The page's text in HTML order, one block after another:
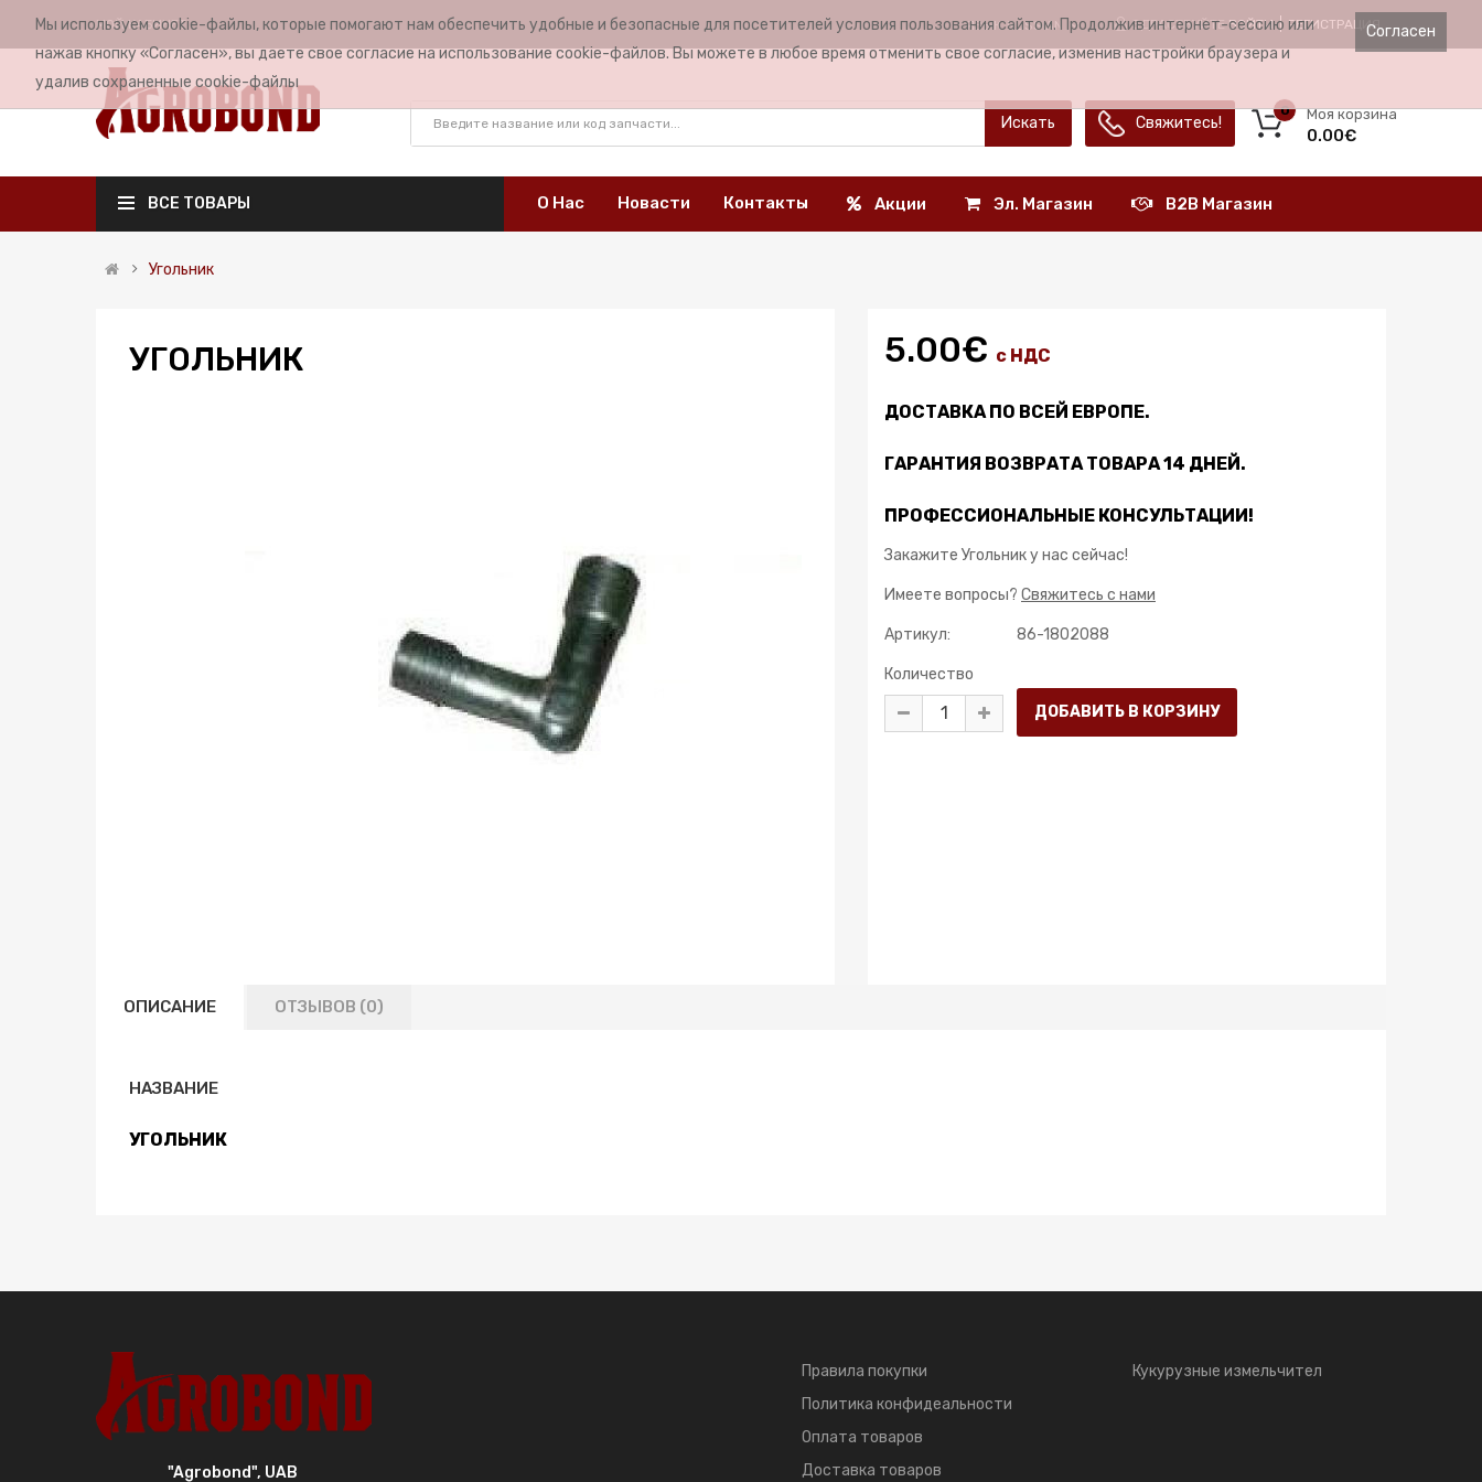
МОЙ КАБИНЕТ ЯЗЫК RUSSIAN ЗДРАСТВУЙТЕ ВОЙТИ РЕГИСТРАЦИЯ
Искать Моя корзина
0
0.00€
Свяжитесь!
ВСЕ ТОВАРЫ О Нас Новасти Контакты Акции Эл. Магазин B2B Магазин
Угольник
УГОЛЬНИК 5.00€ с НДС
ДОСТАВКА ПО ВСЕЙ ЕВРОПЕ.
ГАРАНТИЯ ВОЗВРАТА ТОВАРА 14 ДНЕЙ.
ПРОФЕССИОНАЛЬНЫЕ КОНСУЛЬТАЦИИ!
Закажите Угольник у нас сейчас!
Имеете вопросы? Свяжитесь с нами
Артикул: 86-1802088
Количество
ОПИСАНИЕ ОТЗЫВОВ (0)
НАЗВАНИЕ
УГОЛЬНИК
"Agrobond", UAB
Правила покупки
Политика конфидеальности
Оплата товаров
Доставка товаров
Кукурузные измельчител
Согласен
Мы используем cookie-файлы, которые помогают нам обеспечить удобные и безопасные для посетителей условия пользования сайтом. Продолжив интернет-сессию или
нажав кнопку «Согласен», вы даете свое согласие на использование cookie-файлов. Вы можете в любое время отменить свое согласие, изменив настройки браузера и
удалив сохраненные cookie-файлы